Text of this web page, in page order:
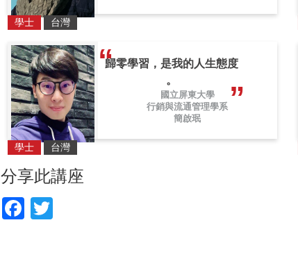
學士 台灣
歸零學習，是我的人生態度
。
國立屏東大學
行銷與流通管理學系
簡啟珉
學士 台灣
分享此講座
Facebook